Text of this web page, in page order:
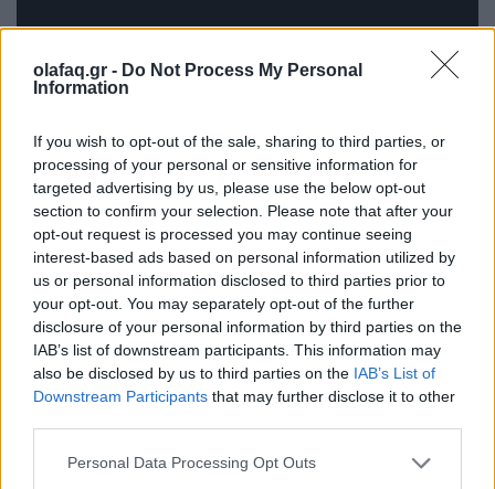
olafaq.gr - Do Not Process My Personal
Information
If you wish to opt-out of the sale, sharing to third parties, or
processing of your personal or sensitive information for
targeted advertising by us, please use the below opt-out
section to confirm your selection. Please note that after your
opt-out request is processed you may continue seeing
interest-based ads based on personal information utilized by
us or personal information disclosed to third parties prior to
your opt-out. You may separately opt-out of the further
disclosure of your personal information by third parties on the
IAB’s list of downstream participants. This information may
also be disclosed by us to third parties on the IAB’s List of
Downstream Participants that may further disclose it to other
Personal Data Processing Opt Outs
O δικηγόροςΚλέμεντ Βαλάντιγκαμεν έτη 1871
έπρεπε να υπερασπιστεί ενώπιον του δικαστηρίου
τον πελάτη του, Τομ Μαγκέχαν, ο οποίος
κατηγορείτο ότι πυροβόλησε έναν άλλο τύπο σε ένα
μπαρ. Θέλοντας να κάνει μια ακριβή επίδειξη του